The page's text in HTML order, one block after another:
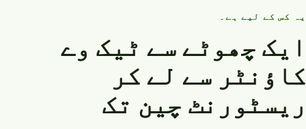
یہ کس کے لیے ہے۔
ایک چھوٹے سے ٹیک وے
کاؤنٹر سے لے کر
ریسٹورنٹ چین تک